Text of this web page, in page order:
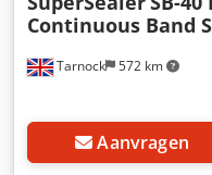
Tarnock 572 km
Continuous Band
Aanvragen